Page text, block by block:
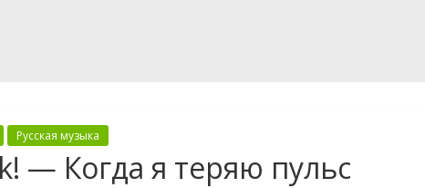
Русская музыка
— Когда я теряю пульс